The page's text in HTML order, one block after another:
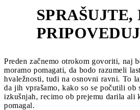
SPRAŠUJTE,
Preden začnemo otrokom govoriti, naj
moramo pomagati, da bodo razumeli
hvaležnosti, tudi na osnovni ravni. To
da jih vprašamo, kako so se počutili
izkušnjah, recimo ob prejemu darila ali
pomagal.